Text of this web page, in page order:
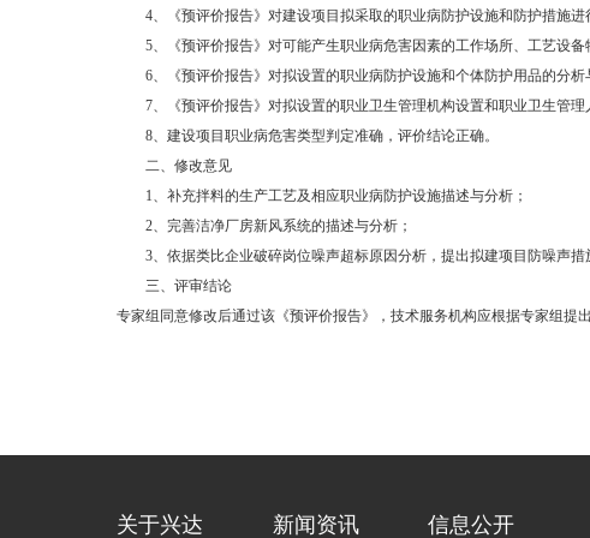
4、《预评价报告》对建设项目拟采取的职业病防护设施和防护措施
5、《预评价报告》对可能产生职业病危害因素的工作场所、工艺设备
6、《预评价报告》对拟设置的职业病防护设施和个体防护用品的分析
7、《预评价报告》对拟设置的职业卫生管理机构设置和职业卫生管
8、建设项目职业病危害类型判定准确，评价结论正确。
二、修改意见
1、补充拌料的生产工艺及相应职业病防护设施描述与分析；
2、完善洁净厂房新风系统的描述与分析；
3、依据类比企业破碎岗位噪声超标原因分析，提出拟建项目防噪声措
三、评审结论
专家组同意修改后通过该《预评价报告》，技术服务机构应根据专家组
关于兴达 新闻资讯 信息公开